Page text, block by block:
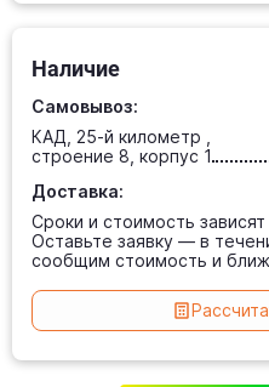
Наличие
Самовывоз:
КАД, 25-й километр ,
строение 8, корпус 1
Доставка:
Сроки и стоимость
Оставьте заявку — в
сообщим стоимость и